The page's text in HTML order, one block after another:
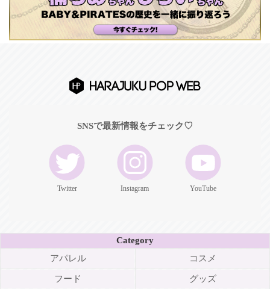
SNSで最新情報をチェック♡
Twitter Instagram YouTube
Category
アパレル
コスメ
フード グッズ